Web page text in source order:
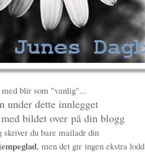
blir som "vanlig"...
under dette innlegget
bildet over på din blogg
skriver du bare mailadr din
, men det gir ingen ekstra lodd